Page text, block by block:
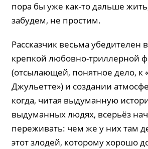
пора бы уже как-то дальше
забудем, не простим.
Рассказчик весьма убедителен
крепкой любовно-триллерной
(отсылающей, понятное дело, к
Джульетте») и создании
когда, читая выдуманную
выдуманных людях, всерьёз
переживать: чем же у них там
этот злодей, которому хорошо